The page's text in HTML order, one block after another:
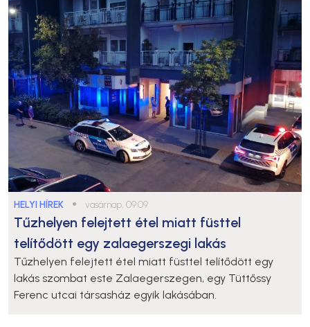
HELYI HÍREK ● vasárnap, 09:09
Tűzhelyen felejtett étel miatt füsttel
telítődött egy zalaegerszegi lakás
Tűzhelyen felejtett étel miatt füsttel telítődött egy
lakás szombat este Zalaegerszegen, egy Tüttőssy
Ferenc utcai társasház egyik lakásában.